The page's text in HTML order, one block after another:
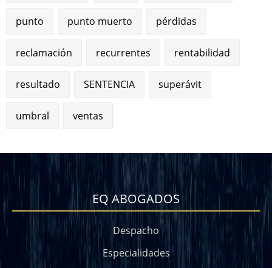
punto punto muerto pérdidas
reclamación recurrentes rentabilidad
resultado SENTENCIA superávit
umbral ventas
EQ ABOGADOS
Despacho
Especialidades